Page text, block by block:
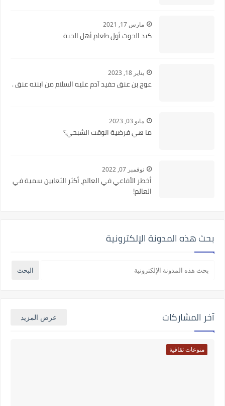
مارس 17, 2021
كبد الحوت أول طعام أهل الجنة
يناير 18, 2023
عوج بن عنق حفيد آدم عليه السلام من ابنته عنق .
مايو 03, 2023
ما هي فرضية الوقت الشبحي؟
نوفمبر 07, 2022
أخطر الأفاعي في العالم، أكثر الثعابين سمية في
العالم!
بحث هذه المدونة الإلكترونية
آخر المشاركات عرض المزيد
منوعات ثقافية